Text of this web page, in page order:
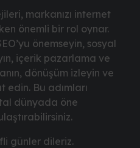
markanızı internet
önemli bir rol oynar.
önemseyin, sosyal
içerik pazarlama ve
dönüşüm izleyin ve
Bu adımları
dünyada öne
günler dileriz.